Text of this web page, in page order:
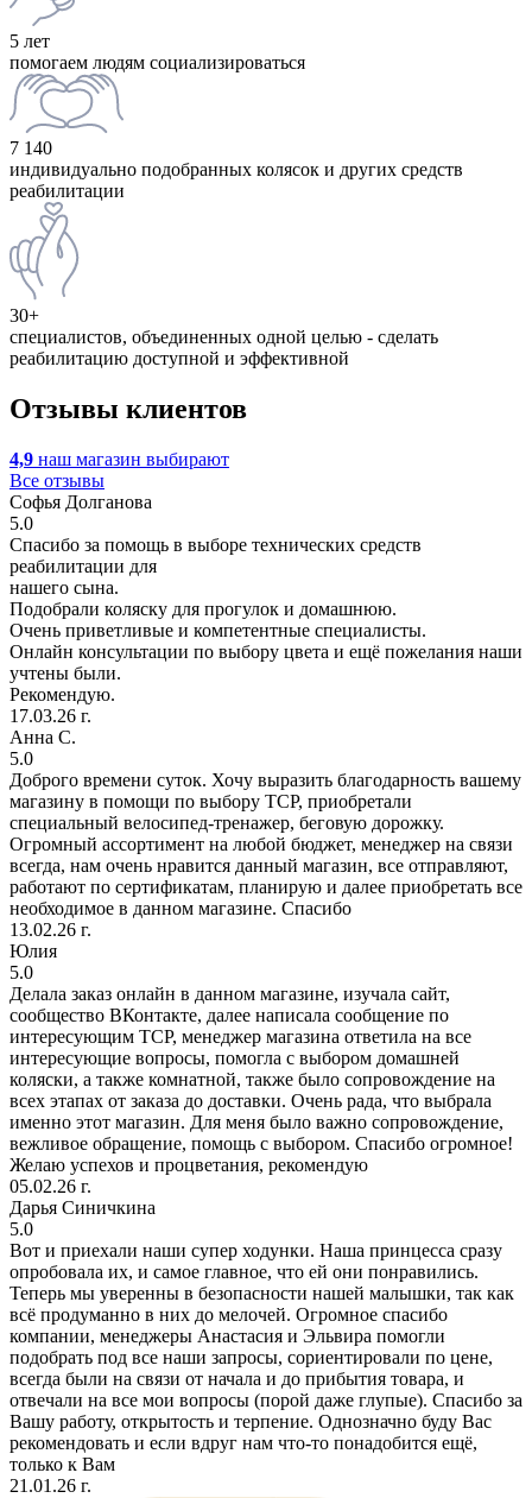
5 лет
помогаем людям социализироваться
7 140
индивидуально подобранных колясок и других средств
реабилитации
30+
специалистов, объединенных одной целью - сделать
реабилитацию доступной и эффективной
Отзывы клиентов
4,9 наш магазин выбирают
Все отзывы
Софья Долганова
5.0
Спасибо за помощь в выборе технических средств
реабилитации для
нашего сына.
Подобрали коляску для прогулок и домашнюю.
Очень приветливые и компетентные специалисты.
Онлайн консультации по выбору цвета и ещё пожелания наши
учтены были.
Рекомендую.
17.03.26 г.
Анна С.
5.0
Доброго времени суток. Хочу выразить благодарность вашему
магазину в помощи по выбору ТСР, приобретали
специальный велосипед-тренажер, беговую дорожку.
Огромный ассортимент на любой бюджет, менеджер на связи
всегда, нам очень нравится данный магазин, все отправляют,
работают по сертификатам, планирую и далее приобретать все
необходимое в данном магазине. Спасибо
13.02.26 г.
Юлия
5.0
Делала заказ онлайн в данном магазине, изучала сайт,
сообщество ВКонтакте, далее написала сообщение по
интересующим ТСР, менеджер магазина ответила на все
интересующие вопросы, помогла с выбором домашней
коляски, а также комнатной, также было сопровождение на
всех этапах от заказа до доставки. Очень рада, что выбрала
именно этот магазин. Для меня было важно сопровождение,
вежливое обращение, помощь с выбором. Спасибо огромное!
Желаю успехов и процветания, рекомендую
05.02.26 г.
Дарья Синичкина
5.0
Вот и приехали наши супер ходунки. Наша принцесса сразу
опробовала их, и самое главное, что ей они понравились.
Теперь мы уверенны в безопасности нашей малышки, так как
всё продуманно в них до мелочей. Огромное спасибо
компании, менеджеры Анастасия и Эльвира помогли
подобрать под все наши запросы, сориентировали по цене,
всегда были на связи от начала и до прибытия товара, и
отвечали на все мои вопросы (порой даже глупые). Спасибо за
Вашу работу, открытость и терпение. Однозначно буду Вас
рекомендовать и если вдруг нам что-то понадобится ещё,
только к Вам
21.01.26 г.